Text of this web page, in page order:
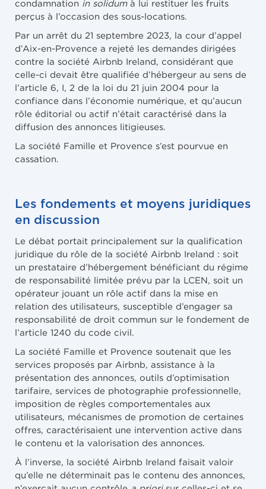
condamnation in solidumà lui restituer les fruits
perçus à l’occasion des sous-locations.
Par un arrêt du 21 septembre 2023, la cour d’appel
d’Aix-en-Provence a rejeté les demandes dirigées
contre la société Airbnb Ireland, considérant que
celle-ci devait être qualifiée d’hébergeur au sens de
l’article 6, I, 2 de la loi du 21 juin 2004 pour la
confiance dans l’économie numérique, et qu’aucun
rôle éditorial ou actif n’était caractérisé dans la
diffusion des annonces litigieuses.
La société Famille et Provence s’est pourvue en
cassation.
Les fondements et moyens juridiques
en discussion
Le débat portait principalement sur la qualification
juridique du rôle de la société Airbnb Ireland : soit
un prestataire d’hébergement bénéficiant du régime
de responsabilité limitée prévu par la LCEN, soit un
opérateur jouant un rôle actif dans la mise en
relation des utilisateurs, susceptible d’engager sa
responsabilité de droit commun sur le fondement de
l’article 1240 du code civil.
La société Famille et Provence soutenait que les
services proposés par Airbnb, assistance à la
présentation des annonces, outils d’optimisation
tarifaire, services de photographie professionnelle,
imposition de règles comportementales aux
utilisateurs, mécanismes de promotion de certaines
offres, caractérisaient une intervention active dans
le contenu et la valorisation des annonces.
À l’inverse, la société Airbnb Ireland faisait valoir
qu’elle ne déterminait pas le contenu des annonces,